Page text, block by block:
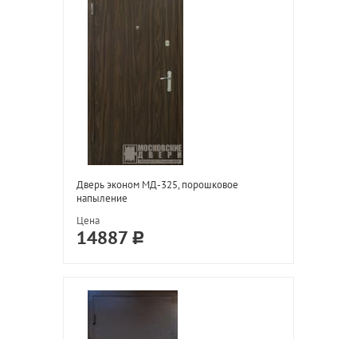
Дверь эконом МД-325, порошковое
напыление
Цена
14887